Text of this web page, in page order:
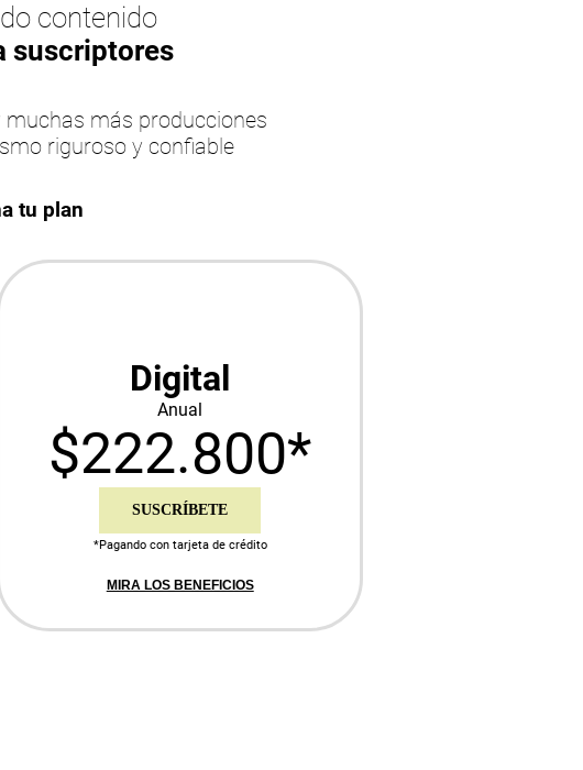
contenido
suscriptores
muchas más producciones
riguroso y confiable
tu plan
Digital
Anual
$222.800*
SUSCRÍBETE
*Pagando con tarjeta de crédito
MIRA LOS BENEFICIOS